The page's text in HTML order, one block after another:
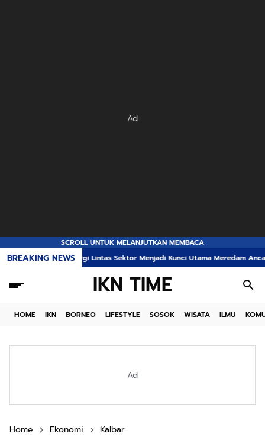
Ad
SCROLL UNTUK MELANJUTKAN MEMBACA
BREAKING NEWS
Lintas Sektor Menjadi Kunci Utama Meredam Ancaman Kebakaran
IKN TIME
HOME IKN BORNEO LIFESTYLE SOSOK WISATA ILMU
Ad
Home Ekonomi Kalbar